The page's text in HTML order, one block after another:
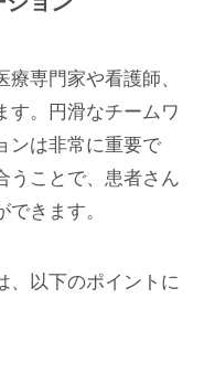
専門家や看護師、
す。円滑なチームワ
ンは非常に重要で
うことで、患者さん
きます。
、以下のポイントに